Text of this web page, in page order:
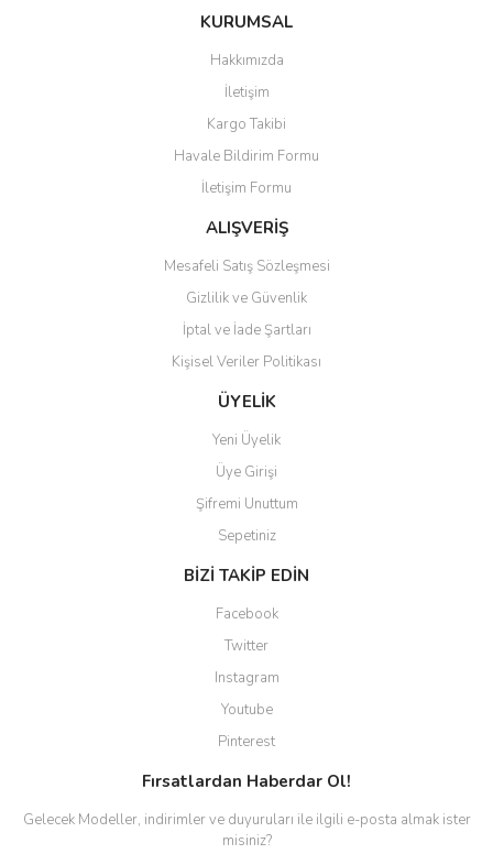
Bu ürüne ilk yorumu siz yapın!
Yorum Yaz
Ürün resmi kalitesiz, bozuk veya görüntülenemiyor.
Ürün açıklamasında eksik bilgiler bulunuyor.
Ürün bilgilerinde hatalar bulunuyor.
Ürün fiyatı diğer sitelerden daha pahalı.
Bu ürüne benzer farklı alternatifler olmalı.
Gönder
KURUMSAL
Hakkımızda
İletişim
Kargo Takibi
Havale Bildirim Formu
İletişim Formu
ALIŞVERİŞ
Mesafeli Satış Sözleşmesi
Gizlilik ve Güvenlik
İptal ve İade Şartları
Kişisel Veriler Politikası
ÜYELİK
Yeni Üyelik
Üye Girişi
Şifremi Unuttum
Sepetiniz
BİZİ TAKİP EDİN
Facebook
Twitter
Instagram
Youtube
Pinterest
Fırsatlardan Haberdar Ol!
Gelecek Modeller, indirimler ve duyuruları ile ilgili e-posta almak ister
misiniz?